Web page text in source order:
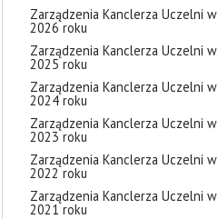
Zarządzenia Kanclerza Uczelni w
2026 roku
Zarządzenia Kanclerza Uczelni w
2025 roku
Zarządzenia Kanclerza Uczelni w
2024 roku
Zarządzenia Kanclerza Uczelni w
2023 roku
Zarządzenia Kanclerza Uczelni w
2022 roku
Zarządzenia Kanclerza Uczelni w
2021 roku